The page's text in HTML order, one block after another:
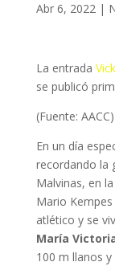
Abr 6, 2022|
La entrada
se publicó
(Fuente: AACC)
En un día
recordando la
Malvinas, en
Mario
atlético y se
María
100 m llanos